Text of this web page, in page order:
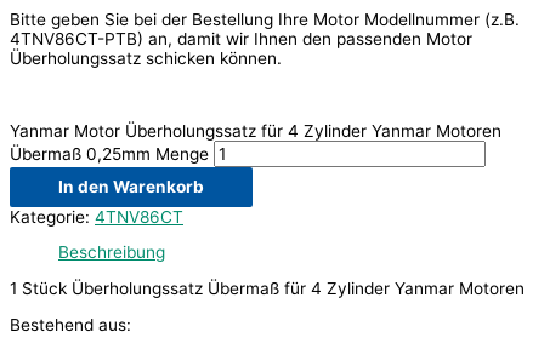
Bitte geben Sie bei der Bestellung Ihre Motor Modellnummer (z.B.
4TNV86CT-PTB) an, damit wir Ihnen den passenden Motor
Überholungssatz schicken können.
Yanmar Motor Überholungssatz für 4 Zylinder Yanmar Motoren
Übermaß 0,25mm Menge
In den Warenkorb
Kategorie: 4TNV86CT
Beschreibung
1 Stück Überholungssatz Übermaß für 4 Zylinder Yanmar Motoren
Bestehend aus: